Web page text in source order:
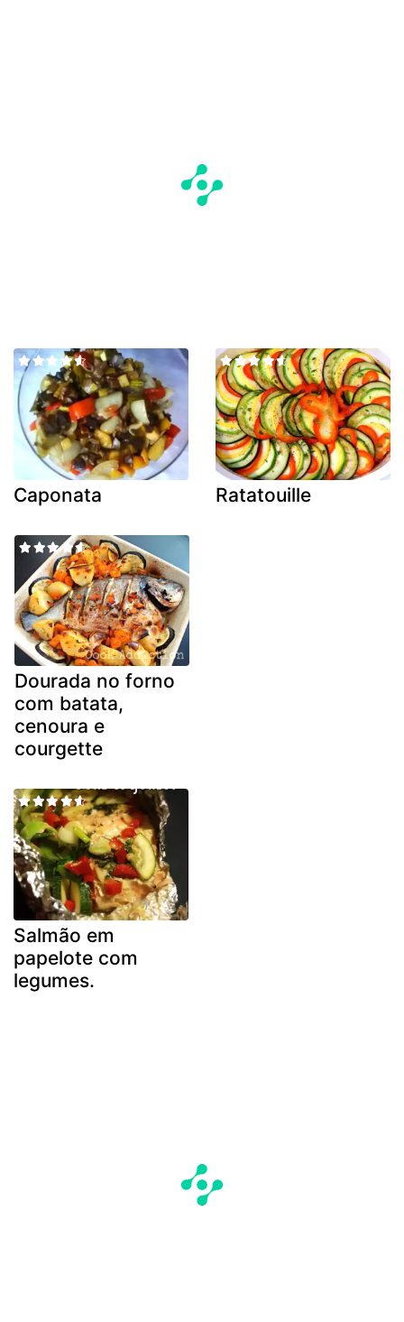
Caponata Ratatouille
Dourada no forno
com batata,
cenoura e
courgette
Salmão em
papelote com
legumes.